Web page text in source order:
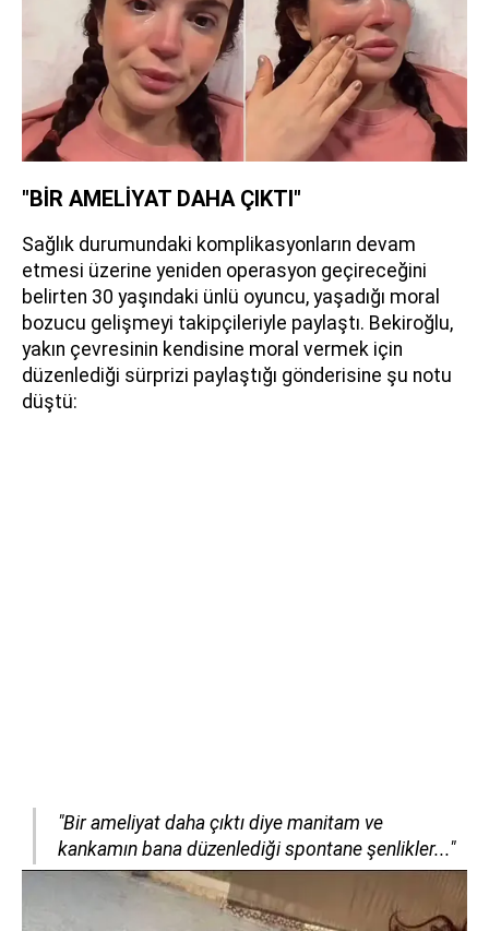
"BİR AMELİYAT DAHA ÇIKTI"
Sağlık durumundaki komplikasyonların devam
etmesi üzerine yeniden operasyon geçireceğini
belirten 30 yaşındaki ünlü oyuncu, yaşadığı moral
bozucu gelişmeyi takipçileriyle paylaştı. Bekiroğlu,
yakın çevresinin kendisine moral vermek için
düzenlediği sürprizi paylaştığı gönderisine şu notu
düştü:
"Bir ameliyat daha çıktı diye manitam ve
kankamın bana düzenlediği spontane şenlikler..."